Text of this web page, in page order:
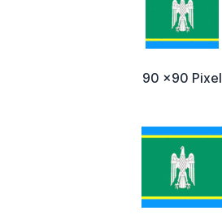
90 x90 Pixel